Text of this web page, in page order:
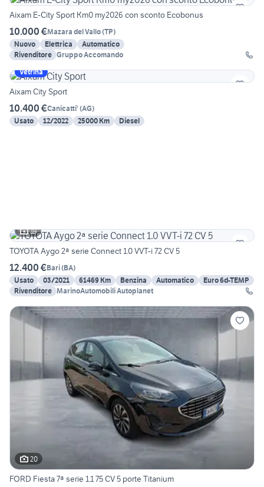
Aixam E-City Sport Km0 my2026 con sconto Ecobonus
10.000 €Mazara del Vallo(TP)
Nuovo
Elettrica
Automatico
Rivenditore Gruppo Accomando
Vetrina
Aixam City Sport
10.400 €Canicatti' (AG)
Usato
12/2022 25000 Km Diesel
19
TOYOTA Aygo 2ª serie Connect 1.0 VVT-i 72 CV 5
12.400 €Bari(BA)
Usato
03/2021 61469 Km Benzina Automatico
Euro 6d-TEMP
Rivenditore MarinoAutomobili Autoplanet
20
FORD Fiesta 7ª serie 1.1 75 CV 5 porte Titanium